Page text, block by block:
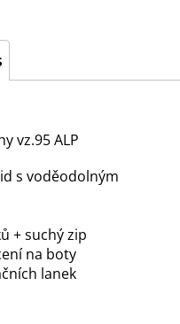
vz.95 ALP
s voděodolným
+ suchý zip
na boty
lanek